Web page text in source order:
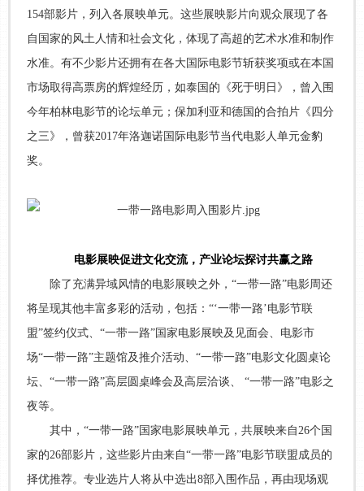
154部影片，列入各展映单元。这些展映影片向观众展现了各
自国家的风土人情和社会文化，体现了高超的艺术水准和制作
水准。有不少影片还拥有在各大国际电影节斩获奖项或在本国
市场取得高票房的辉煌经历，如泰国的《死于明日》，曾入围
今年柏林电影节的论坛单元；保加利亚和德国的合拍片《四分
之三》，曾获2017年洛迦诺国际电影节当代电影人单元金豹
奖。
电影展映促进文化交流，产业论坛探讨共赢之路
除了充满异域风情的电影展映之外，“一带一路”电影周还
将呈现其他丰富多彩的活动，包括：“‘一带一路’电影节联
盟”签约仪式、“一带一路”国家电影展映及见面会、电影市
场“一带一路”主题馆及推介活动、“一带一路”电影文化圆桌论
坛、“一带一路”高层圆桌峰会及高层洽谈、 “一带一路”电影之
夜等。
其中，“一带一路”国家电影展映单元，共展映来自26个国
家的26部影片，这些影片由来自“一带一路”电影节联盟成员的
择优推荐。专业选片人将从中选出8部入围作品，再由现场观